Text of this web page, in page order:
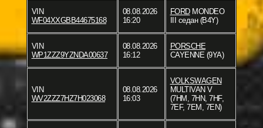
VIN
WF04XXGBB44675168
08.08.2026
16:20
FORDMONDEO
III седан (B4Y)
VIN
WP1ZZZ9YZNDA00637
08.08.2026
16:12
PORSCHE
CAYENNE (9YA)
VIN
WV2ZZZ7HZ7H023068
08.08.2026
16:03
VOLKSWAGEN
MULTIVAN V
(7HM, 7HN, 7HF,
7EF, 7EM, 7EN)